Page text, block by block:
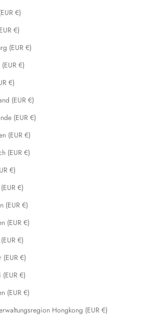
€)
€)
(EUR €)
€)
€)
(EUR €)
(EUR €)
(EUR €)
(EUR €)
€)
€)
(EUR €)
(EUR €)
€)
(EUR €)
€)
(EUR €)
Hongkong (EUR €)